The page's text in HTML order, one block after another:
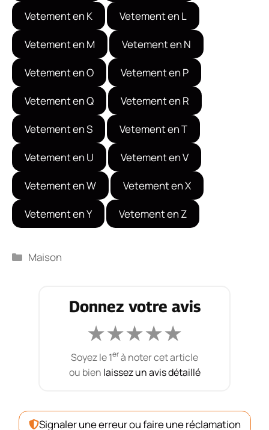
Vetement en K Vetement en L
Vetement en M Vetement en N
Vetement en O Vetement en P
Vetement en Q Vetement en R
Vetement en S Vetement en T
Vetement en U Vetement en V
Vetement en W Vetement en X
Vetement en Y Vetement en Z
Catégories
Maison
Donnez votre avis
★★★★★
Soyez le 1erà noter cet article
ou bien laissez un avis détaillé
Signaler une erreur ou faire une réclamation